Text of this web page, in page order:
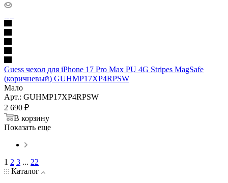
Guess чехол для iPhone 17 Pro Max PU 4G Stripes MagSafe
(коричневый) GUHMP17XP4RPSW
Мало
Арт.: GUHMP17XP4RPSW
2 690 ₽
В корзину
Показать еще
1 2 3 ... 22
Каталог